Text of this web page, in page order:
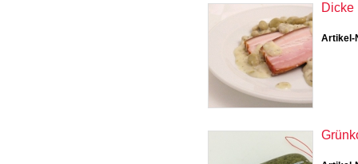
Dicke
Artikel-